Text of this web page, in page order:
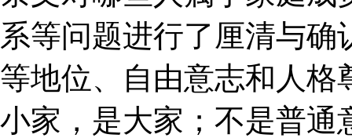
系等问题进行了厘清与
等地位、自由意志和人格
小家，是大家；不是普通